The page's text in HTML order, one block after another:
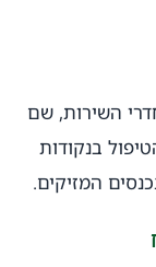
השירות, שם
בנקודות
המזיקים.